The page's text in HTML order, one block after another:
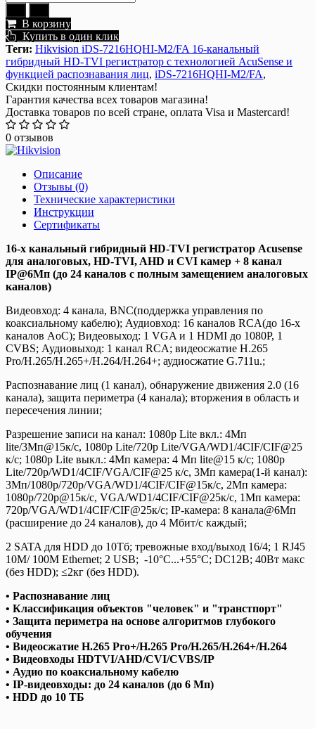
В корзину
Купить в один клик
Теги: Hikvision iDS-7216HQHI-M2/FA 16-канальный
гибридный HD-TVI регистратор с технологией AcuSense и
функцией распознавания лиц, iDS-7216HQHI-M2/FA,
Скидки постоянным клиентам!
Гарантия качества всех товаров магазина!
Доставка товаров по всей стране, оплата Visa и Mastercard!
0 отзывов
Описание
Отзывы (0)
Технические характеристики
Инструкции
Сертификаты
16-х канальный гибридный HD-TVI регистратор Acusense
для аналоговых, HD-TVI, AHD и CVI камер + 8 канал
IP@6Мп (до 24 каналов с полным замещением аналоговых
каналов)
Видеовход: 4 канала, BNC(поддержка управления по
коаксиальному кабелю); Аудиовход: 16 каналов RCA(до 16-х
каналов AoC); Видеовыход: 1 VGA и 1 HDMI до 1080Р, 1
CVBS; Аудиовыход: 1 канал RCA; видеосжатие H.265
Pro/H.265/H.265+/H.264/H.264+; аудиосжатие G.711u.;
Распознавание лиц (1 канал), обнаружение движения 2.0 (16
канала), защита периметра (4 канала); вторжения в область и
пересечения линии;
Разрешение записи на канал: 1080p Lite вкл.: 4Мп
lite/3Мп@15к/с, 1080p Lite/720p Lite/VGA/WD1/4CIF/CIF@25
к/с; 1080p Lite выкл.: 4Мп камера: 4 Мп lite@15 к/с; 1080p
Lite/720p/WD1/4CIF/VGA/CIF@25 к/с, 3Мп камера(1-й канал):
3Мп/1080p/720p/VGA/WD1/4CIF/CIF@15к/с, 2Мп камера:
1080p/720p@15к/с, VGA/WD1/4CIF/CIF@25к/с, 1Мп камера:
720p/VGA/WD1/4CIF/CIF@25к/c; IP-камера: 8 канала@6Мп
(расширение до 24 каналов), до 4 Мбит/с каждый;
2 SATA для HDD до 10Тб; тревожные вход/выход 16/4; 1 RJ45
10M/ 100M Ethernet; 2 USB; -10°C...+55°C; DC12В; 40Вт макс
(без HDD); ≤2кг (без HDD).
• Распознавание лиц
• Классификация объектов "человек" и "транстпорт"
• Защита периметра на основе алгоритмов глубокого
обучения
• Видеосжатие H.265 Pro+/H.265 Pro/H.265/H.264+/H.264
• Видеовходы HDTVI/AHD/CVI/CVBS/IP
• Аудио по коаксиальному кабелю
• IP-видеовходы: до 24 каналов (до 6 Мп)
• HDD до 10 TБ